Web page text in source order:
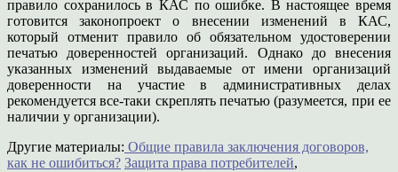
правило сохранилось в КАС по ошибке. В настоящее время
готовится законопроект о внесении изменений в КАС,
который отменит правило об обязательном удостоверении
печатью доверенностей организаций. Однако до внесения
указанных изменений выдаваемые от имени организаций
доверенности на участие в административных делах
рекомендуется все-таки скреплять печатью (разумеется, при ее
наличии у организации).
Другие материалы: Общие правила заключения договоров,
как не ошибиться? Защита права потребителей,